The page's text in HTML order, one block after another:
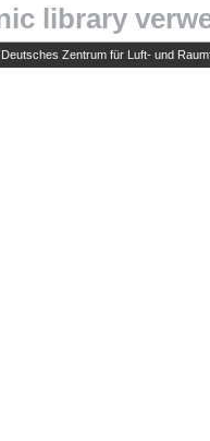
library
Zentrum für Luft- und